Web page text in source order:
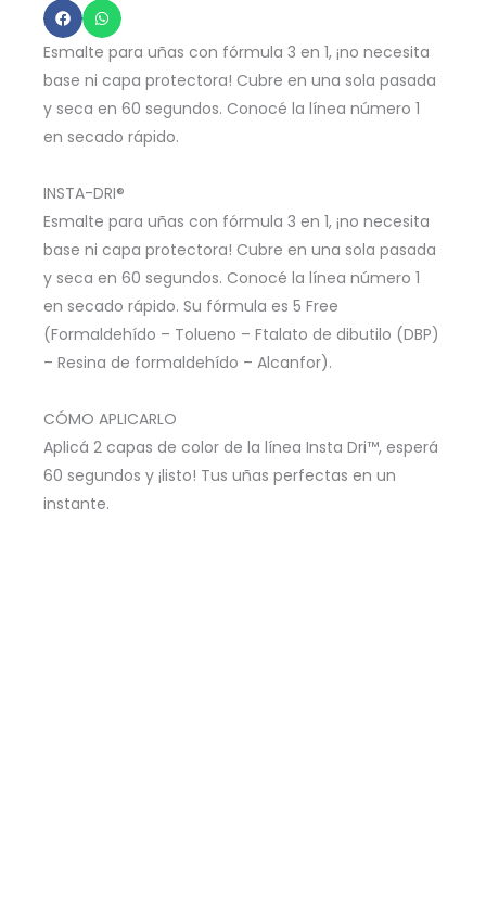
384
cantidad
Esmalte para uñas con fórmula 3 en 1, ¡no necesita
base ni capa protectora! Cubre en una sola pasada
y seca en 60 segundos. Conocé la línea número 1
en secado rápido.
INSTA-DRI®
Esmalte para uñas con fórmula 3 en 1, ¡no necesita
base ni capa protectora! Cubre en una sola pasada
y seca en 60 segundos. Conocé la línea número 1
en secado rápido. Su fórmula es 5 Free
(Formaldehído – Tolueno – Ftalato de dibutilo (DBP)
– Resina de formaldehído – Alcanfor).
CÓMO APLICARLO
Aplicá 2 capas de color de la línea Insta Dri™, esperá
60 segundos y ¡listo! Tus uñas perfectas en un
instante.